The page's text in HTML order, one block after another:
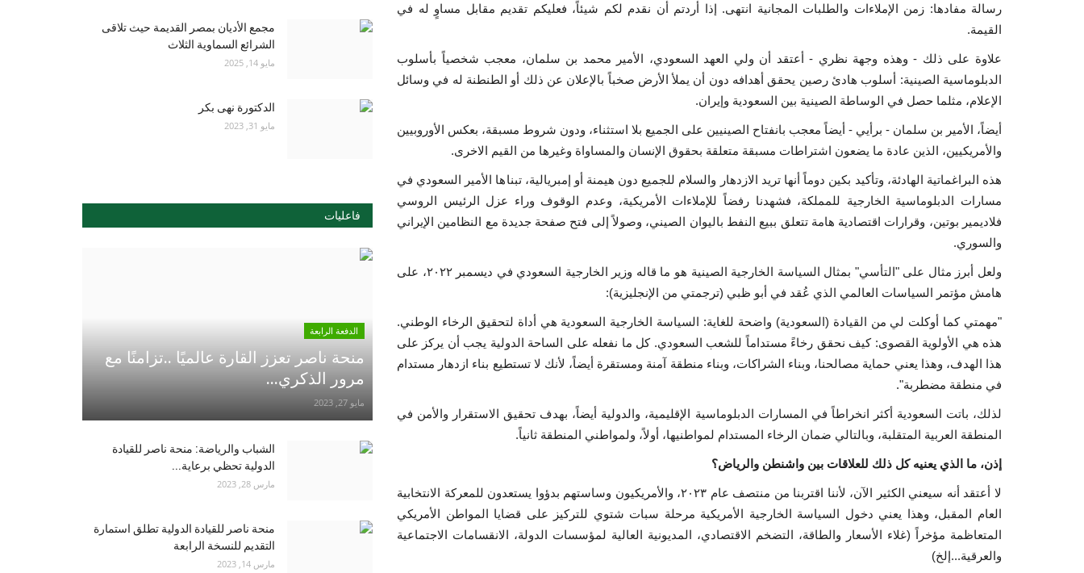
رسالة مفادها: زمن الإملاءات والطلبات المجانية انتهى. إذا أردتم أن نقدم لكم شيئاً، فعليكم تقديم مقابل مساوٍ له في
القيمة.
علاوة على ذلك - وهذه وجهة نظري - أعتقد أن ولي العهد السعودي، الأمير محمد بن سلمان، معجب شخصياً بأسلوب
الدبلوماسية الصينية: أسلوب هادئ رصين يحقق أهدافه دون أن يملأ الأرض صخباً بالإعلان عن ذلك أو الطنطنة له في وسائل
الإعلام، مثلما حصل في الوساطة الصينية بين السعودية وإيران.
أيضاً، الأمير بن سلمان - برأيي - أيضاً معجب بانفتاح الصينيين على الجميع بلا استثناء، ودون شروط مسبقة، بعكس الأوروبيين
والأمريكيين، الذين عادة ما يضعون اشتراطات مسبقة متعلقة بحقوق الإنسان والمساواة وغيرها من القيم الاخرى.
هذه البراغماتية الهادئة، وتأكيد بكين دوماً أنها تريد الازدهار والسلام للجميع دون هيمنة أو إمبريالية، تبناها الأمير السعودي في
مسارات الدبلوماسية الخارجية للمملكة، فشهدنا رفضاً للإملاءات الأمريكية، وعدم الوقوف وراء عزل الرئيس الروسي
فلاديمير بوتين، وقرارات اقتصادية هامة تتعلق ببيع النفط باليوان الصيني، وصولاً إلى فتح صفحة جديدة مع النظامين الإيراني
والسوري.
ولعل أبرز مثال على "التأسي" بمثال السياسة الخارجية الصينية هو ما قاله وزير الخارجية السعودي في ديسمبر ٢٠٢٢، على
هامش مؤتمر السياسات العالمي الذي عُقد في أبو ظبي (ترجمتي من الإنجليزية):
"مهمتي كما أوكلت لي من القيادة (السعودية) واضحة للغاية: السياسة الخارجية السعودية هي أداة لتحقيق الرخاء الوطني.
هذه هي الأولوية القصوى: كيف نحقق رخاءً مستداماً للشعب السعودي. كل ما نفعله على الساحة الدولية يجب أن يركز على
هذا الهدف، وهذا يعني حماية مصالحنا، وبناء الشراكات، وبناء منطقة آمنة ومستقرة أيضاً، لأنك لا تستطيع بناء ازدهار مستدام
في منطقة مضطربة".
لذلك، باتت السعودية أكثر انخراطاً في المسارات الدبلوماسية الإقليمية، والدولية أيضاً، بهدف تحقيق الاستقرار والأمن في
المنطقة العربية المتقلبة، وبالتالي ضمان الرخاء المستدام لمواطنيها، أولاً، ولمواطني المنطقة ثانياً.
إذن، ما الذي يعنيه كل ذلك للعلاقات بين واشنطن والرياض؟
لا أعتقد أنه سيعني الكثير الآن، لأننا اقتربنا من منتصف عام ٢٠٢٣، والأمريكيون وساستهم بدؤوا يستعدون للمعركة الانتخابية
العام المقبل، وهذا يعني دخول السياسة الخارجية الأمريكية مرحلة سبات شتوي للتركيز على قضايا المواطن الأمريكي
المتعاظمة مؤخراً (غلاء الأسعار والطاقة، التضخم الاقتصادي، المديونية العالية لمؤسسات الدولة، الانقسامات الاجتماعية
والعرقية...إلخ)
مجمع الأديان بمصر القديمة حيث تلاقى
الشرائع السماوية الثلاث
مايو 14, 2025
الدكتورة نهى بكر
مايو 31, 2023
فاعليات
الدفعة الرابعة
منحة ناصر تعزز القارة عالميًا ..تزامنًا مع
مرور الذكري...
مايو 27, 2023
الشباب والرياضة: منحة ناصر للقيادة
الدولية تحظي برعاية...
مارس 28, 2023
منحة ناصر للقيادة الدولية تطلق استمارة
التقديم للنسخة الرابعة
مارس 14, 2023